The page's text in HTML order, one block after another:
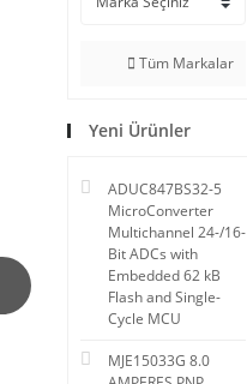
Tüm Markalar
Yeni Ürünler
ADUC847BS32-5
MicroConverter
Multichannel 24-/16-
Bit ADCs with
Embedded 62 kB
Flash and Single-
Cycle MCU
MJE15033G 8.0